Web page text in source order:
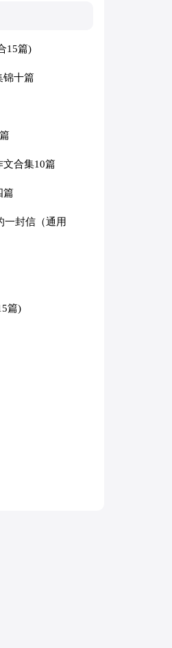
15篇)
锦十篇
文合集10篇
篇
一封信（通用
篇)